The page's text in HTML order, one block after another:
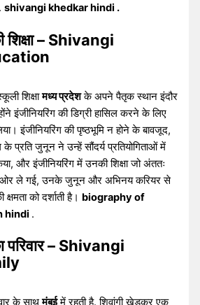
shivangi khedkar hindi .
शिक्षा – Shivangi
शिक्षामध्य प्रदेशके अपने पैतृक स्थान इंदौर
इंजीनियरिंग की डिग्री हासिल करने के लिए
इंजीनियरिंग की पृष्ठभूमि न होने के बावजूद,
के प्रति जुनून ने उन्हें सौंदर्य प्रतियोगिताओं में
और इंजीनियरिंग में उनकी शिक्षा जो अंततः
ओर ले गई, उनके जुनून और अभिनय करियर से
को दर्शाती है। biography of
hindi .
परिवार – Shivangi
के साथमुंबईमें रहती है. शिवांगी खेडकर एक